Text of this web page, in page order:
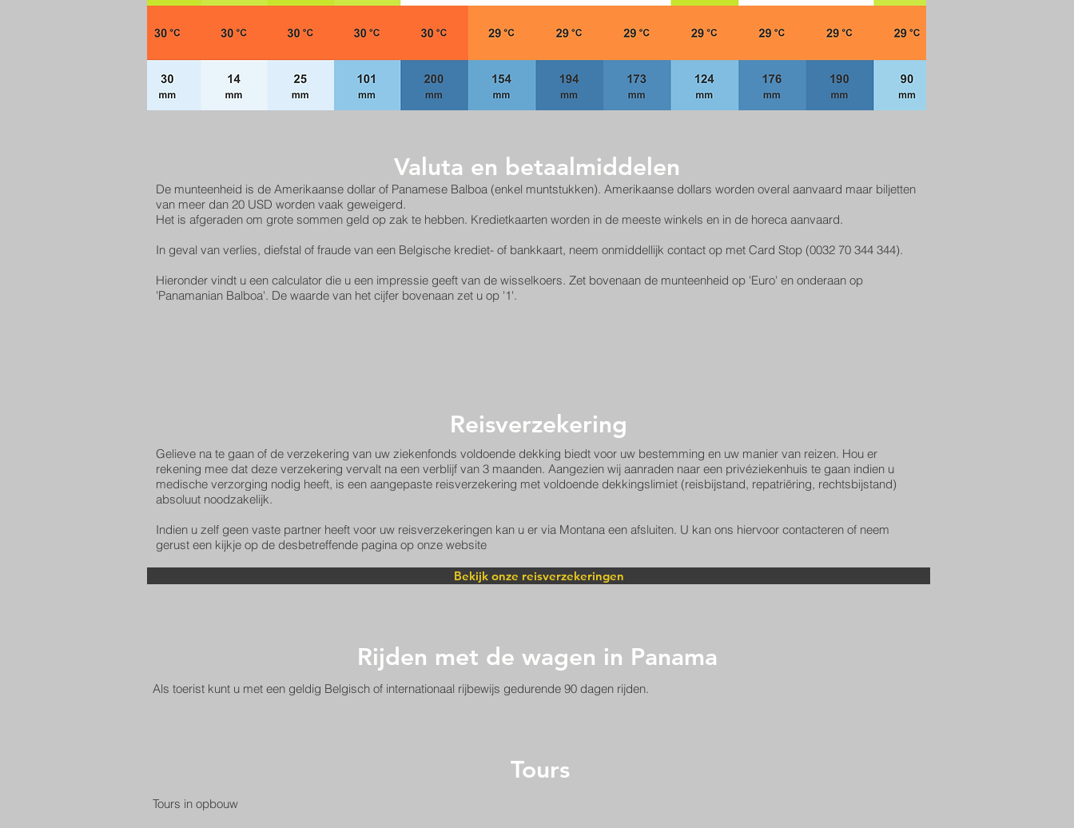
Valuta en betaalmiddelen
De munteenheid is de Amerikaanse dollar of Panamese Balboa (enkel muntstukken). Amerikaanse dollars worden overal aanvaard maar biljetten
van meer dan 20 USD worden vaak geweigerd.
Het is afgeraden om grote sommen geld op zak te hebben. Kredietkaarten worden in de meeste winkels en in de horeca aanvaard.
In geval van verlies, diefstal of fraude van een Belgische krediet- of bankkaart, neem onmiddellijk contact op met Card Stop (0032 70 344 344).
Hieronder vindt u een calculator die u een impressie geeft van de wisselkoers. Zet bovenaan de munteenheid op 'Euro' en onderaan op
'Panamanian Balboa'. De waarde van het cijfer bovenaan zet u op '1'.
Reisverzekering
Gelieve na te gaan of de verzekering van uw ziekenfonds voldoende dekking biedt voor uw bestemming en uw manier van reizen. Hou er
rekening mee dat deze verzekering vervalt na een verblijf van 3 maanden. Aangezien wij aanraden naar een privéziekenhuis te gaan indien u
medische verzorging nodig heeft, is een aangepaste reisverzekering met voldoende dekkingslimiet (reisbijstand, repatriëring, rechtsbijstand)
absoluut noodzakelijk.
Indien u zelf geen vaste partner heeft voor uw reisverzekeringen kan u er via Montana een afsluiten. U kan ons hiervoor contacteren of neem
gerust een kijkje op de desbetreffende pagina op onze website
Bekijk onze reisverzekeringen
Rijden met de wagen in Panama
Als toerist kunt u met een geldig Belgisch of internationaal rijbewijs gedurende 90 dagen rijden.
Tours
Tours in opbouw